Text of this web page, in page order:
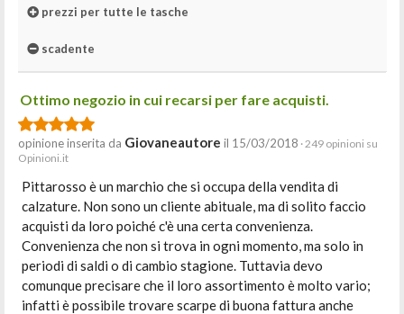
prezzi per tutte le tasche
scadente
Ottimo negozio in cui recarsi per fare acquisti.
opinione inserita da Giovaneautore il 15/03/2018 · 249 opinioni su
Opinioni.it
Pittarosso è un marchio che si occupa della vendita di
calzature. Non sono un cliente abituale, ma di solito faccio
acquisti da loro poiché c'è una certa convenienza.
Convenienza che non si trova in ogni momento, ma solo in
periodi di saldi o di cambio stagione. Tuttavia devo
comunque precisare che il loro assortimento è molto vario;
infatti è possibile trovare scarpe di buona fattura anche